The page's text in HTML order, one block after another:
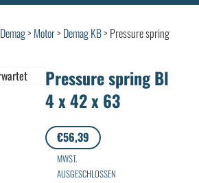
Demag> Motor> Demag KB> Pressure spring
Pressure spring Bl
4 x 42 x 63
€56,39
MWST.
AUSGESCHLOSSEN